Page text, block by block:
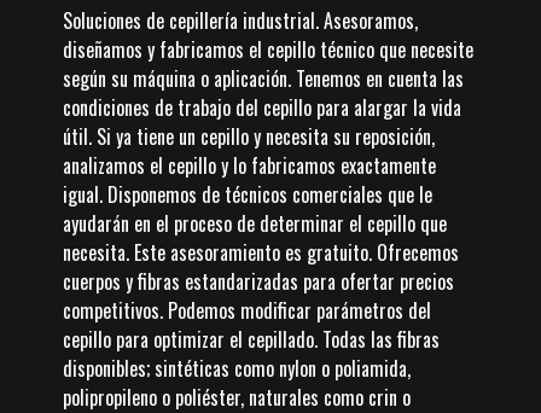
Soluciones de cepillería industrial. Asesoramos,
diseñamos y fabricamos el cepillo técnico que necesite
según su máquina o aplicación. Tenemos en cuenta las
condiciones de trabajo del cepillo para alargar la vida
útil. Si ya tiene un cepillo y necesita su reposición,
analizamos el cepillo y lo fabricamos exactamente
igual. Disponemos de técnicos comerciales que le
ayudarán en el proceso de determinar el cepillo que
necesita. Este asesoramiento es gratuito. Ofrecemos
cuerpos y fibras estandarizadas para ofertar precios
competitivos. Podemos modificar parámetros del
cepillo para optimizar el cepillado. Todas las fibras
disponibles; sintéticas como nylon o poliamida,
polipropileno o poliéster, naturales como crin o